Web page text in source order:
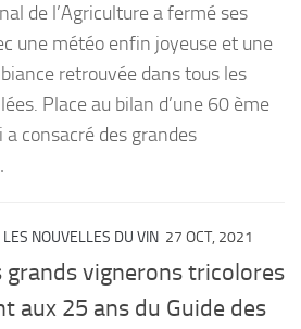
de l’Agriculture a fermé ses
une météo enfin joyeuse et une
retrouvée dans tous les
Place au bilan d’une 60 ème
a consacré des grandes
LES NOUVELLES DU VIN 27 OCT, 2021
grands vignerons tricolores
aux 25 ans du Guide des